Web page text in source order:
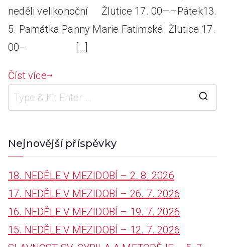
neděli velikonoční Žlutice 17. 00—–Pátek13.
5. Památka Panny Marie Fatimské Žlutice 17.
00– […]
Číst více
r
Nejnovější příspěvky
18. NEDĚLE V MEZIDOBÍ – 2. 8. 2026
17. NEDĚLE V MEZIDOBÍ – 26. 7. 2026
16. NEDĚLE V MEZIDOBÍ – 19. 7. 2026
15. NEDĚLE V MEZIDOBÍ – 12. 7. 2026